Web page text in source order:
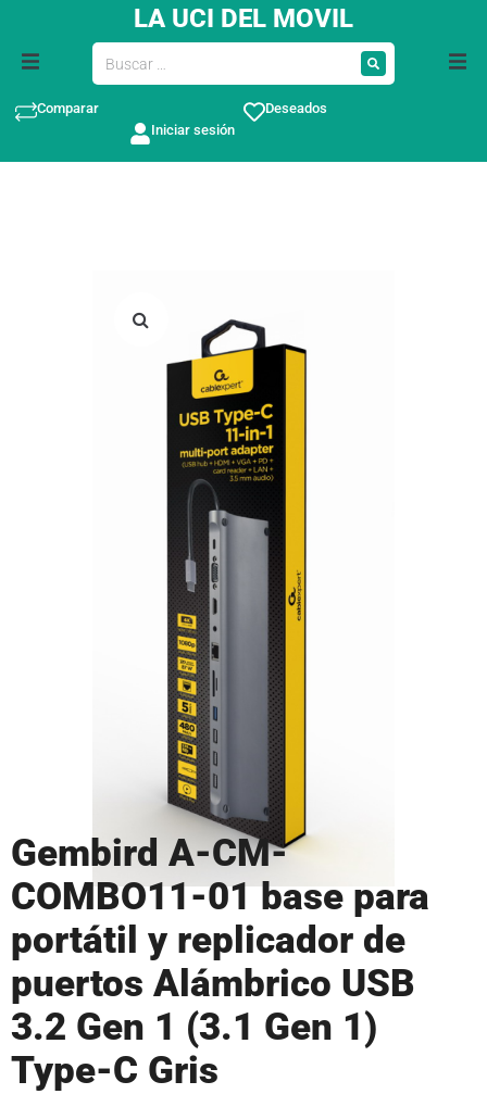
LA UCI DEL MOVIL
Comparar
Deseados
Iniciar sesión
Gembird A-CM-
COMBO11-01 base para
portátil y replicador de
puertos Alámbrico USB
3.2 Gen 1 (3.1 Gen 1)
Type-C Gris